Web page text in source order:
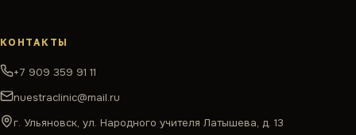
КОНТАКТЫ
+7 909 359 91 11
nuestraclinic@mail.ru
г. Ульяновск, ул. Народного учителя Латышева, д. 13